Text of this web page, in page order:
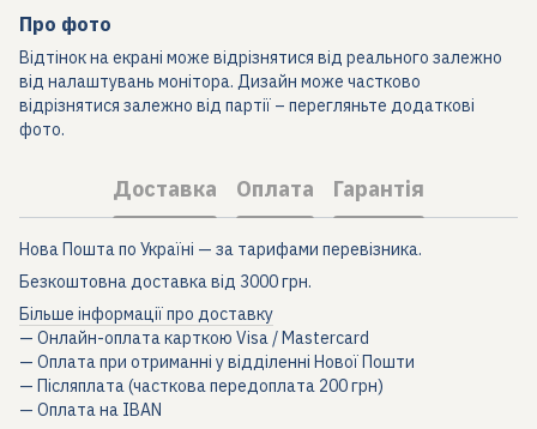
Про фото
Відтінок на екрані може відрізнятися від реального залежно
від налаштувань монітора. Дизайн може частково
відрізнятися залежно від партії – перегляньте додаткові
фото.
Доставка Оплата Гарантія
Нова Пошта по Україні — за тарифами перевізника.
Безкоштовна доставка від 3000 грн.
Більше інформації про доставку
— Онлайн-оплата карткою Visa / Mastercard
— Оплата при отриманні у відділенні Нової Пошти
— Післяплата (часткова передоплата 200 грн)
— Оплата на IBAN